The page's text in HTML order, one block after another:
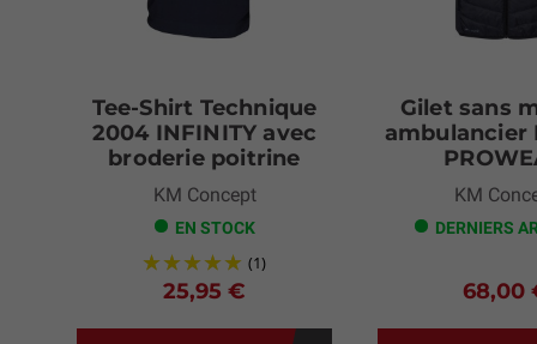
Tee-Shirt Technique
2004 INFINITY avec
broderie poitrine
KM Concept
EN STOCK
(1)
25,95 €
Gilet sans
ambulancier
KM
DERNIERS
68,00